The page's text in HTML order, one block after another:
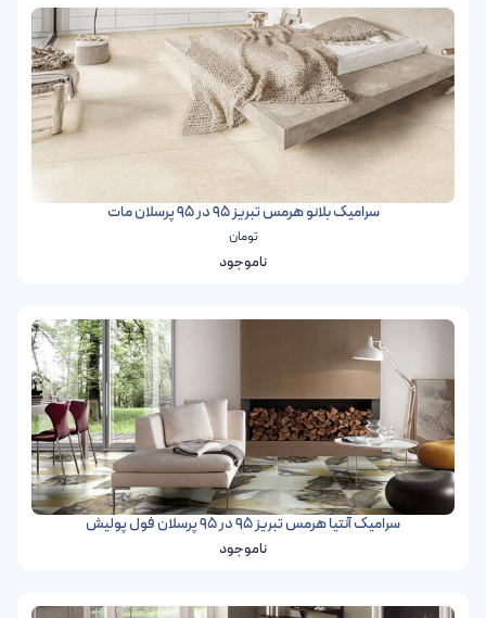
سرامیک بلانو هرمس تبریز 95 در 95 پرسلان مات
تومان
ناموجود
سرامیک آنتیا هرمس تبریز 95 در 95 پرسلان فول پولیش
ناموجود